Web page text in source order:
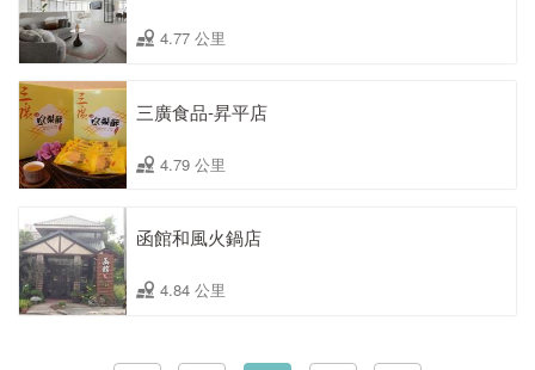
4.77 公里
三廣食品-昇平店
4.79 公里
函館和風火鍋店
4.84 公里